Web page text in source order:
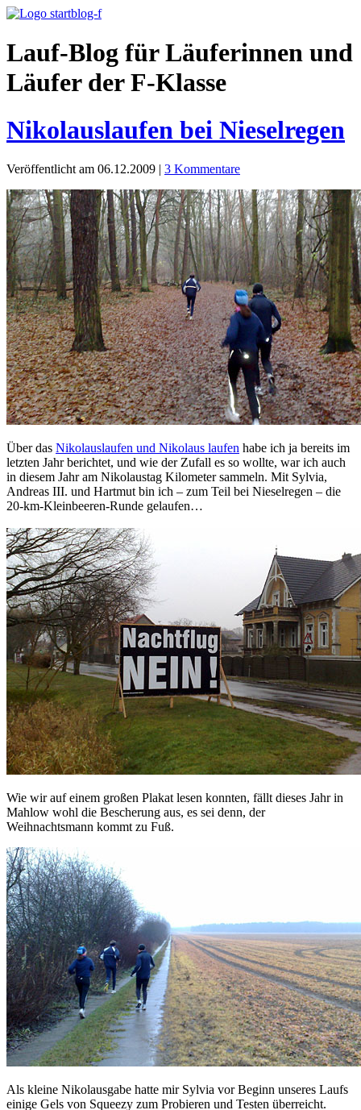
Lauf-Blog für Läuferinnen und
Läufer der F-Klasse
Nikolauslaufen bei Nieselregen
Veröffentlicht am 06.12.2009 | 3 Kommentare
Über das Nikolauslaufen und Nikolaus laufen habe ich ja bereits im
letzten Jahr berichtet, und wie der Zufall es so wollte, war ich auch
in diesem Jahr am Nikolaustag Kilometer sammeln. Mit Sylvia,
Andreas III. und Hartmut bin ich – zum Teil bei Nieselregen – die
20-km-Kleinbeeren-Runde gelaufen…
Wie wir auf einem großen Plakat lesen konnten, fällt dieses Jahr in
Mahlow wohl die Bescherung aus, es sei denn, der
Weihnachtsmann kommt zu Fuß.
Als kleine Nikolausgabe hatte mir Sylvia vor Beginn unseres Laufs
einige Gels von Squeezy zum Probieren und Testen überreicht.